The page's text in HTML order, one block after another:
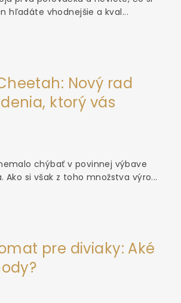
hľadáte vhodnejšie a kval...
Nový rad
ktorý vás
chýbať v povinnej výbave
Ako si však z toho množstva výro...
pre diviaky: Aké